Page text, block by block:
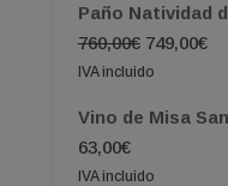
Paño Natividad
760,00€ El
precio
749,00€El
IVA incluido
Vino de Misa
63,00€
IVA incluido